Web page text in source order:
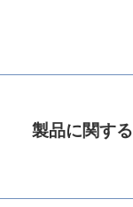
製品に関す